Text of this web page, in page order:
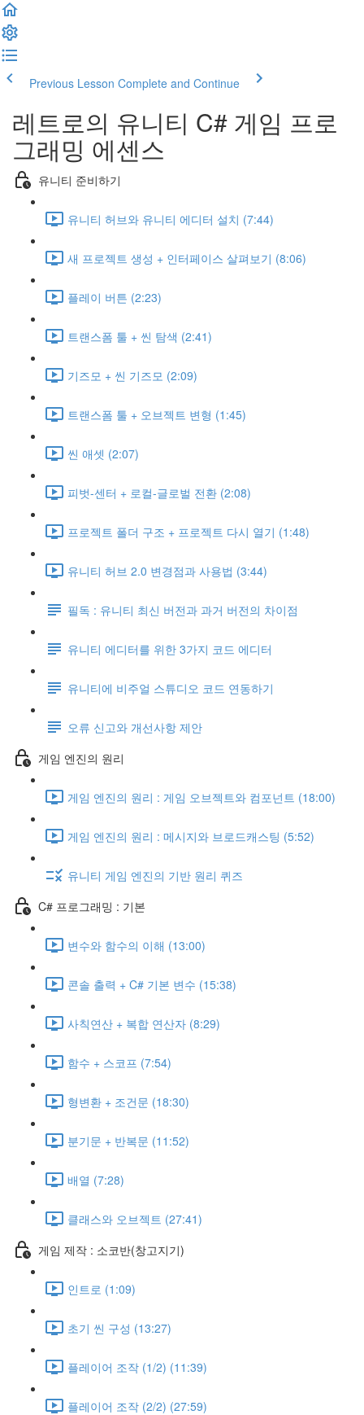
Previous Lesson Complete and Continue
레트로의 유니티 C# 게임 프로
그래밍 에센스
유니티 준비하기
유니티 허브와 유니티 에디터 설치 (7:44)
새 프로젝트 생성 + 인터페이스 살펴보기 (8:06)
플레이 버튼 (2:23)
트랜스폼 툴 + 씬 탐색 (2:41)
기즈모 + 씬 기즈모 (2:09)
트랜스폼 툴 + 오브젝트 변형 (1:45)
씬 애셋 (2:07)
피벗-센터 + 로컬-글로벌 전환 (2:08)
프로젝트 폴더 구조 + 프로젝트 다시 열기 (1:48)
유니티 허브 2.0 변경점과 사용법 (3:44)
필독 : 유니티 최신 버전과 과거 버전의 차이점
유니티 에디터를 위한 3가지 코드 에디터
유니티에 비주얼 스튜디오 코드 연동하기
오류 신고와 개선사항 제안
게임 엔진의 원리
게임 엔진의 원리 : 게임 오브젝트와 컴포넌트 (18:00)
게임 엔진의 원리 : 메시지와 브로드캐스팅 (5:52)
유니티 게임 엔진의 기반 원리 퀴즈
C# 프로그래밍 : 기본
변수와 함수의 이해 (13:00)
콘솔 출력 + C# 기본 변수 (15:38)
사칙연산 + 복합 연산자 (8:29)
함수 + 스코프 (7:54)
형변환 + 조건문 (18:30)
분기문 + 반복문 (11:52)
배열 (7:28)
클래스와 오브젝트 (27:41)
게임 제작 : 소코반(창고지기)
인트로 (1:09)
초기 씬 구성 (13:27)
플레이어 조작 (1/2) (11:39)
플레이어 조작 (2/2) (27:59)